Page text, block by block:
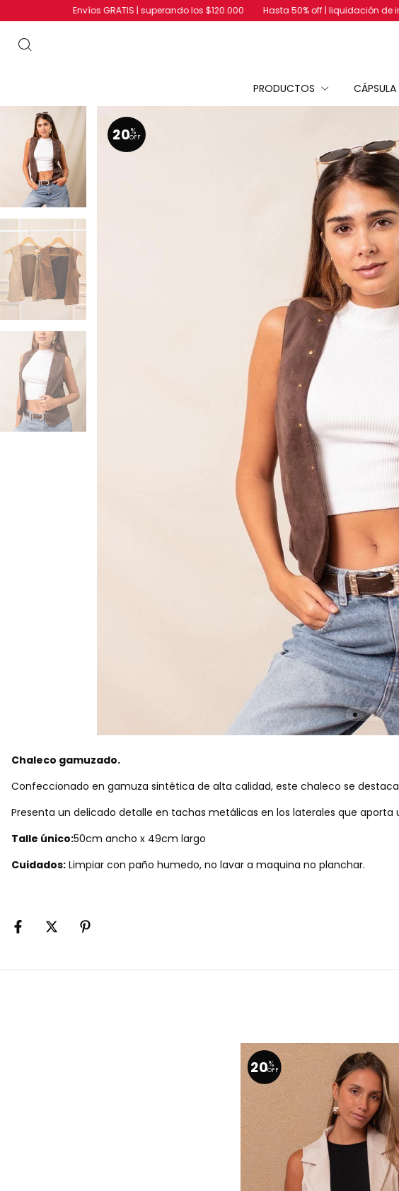
Envíos GRATIS | superando los $120.000 Hasta 50% off | liquidación de invierno 3
PRODUCTOS CÁPSULA
20%
OFF
Chaleco gamuzado.
Confeccionado en gamuza sintética de alta calidad, este chaleco se
Presenta un delicado detalle en tachas metálicas en los laterales que
Talle único:50cm ancho x 49cm largo
Cuidados: Limpiar con paño humedo, no lavar a maquina no planchar.
20%
OFF